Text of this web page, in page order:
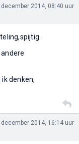
december 2014, 08:40 uur
denken,
december 2014, 16:14 uur